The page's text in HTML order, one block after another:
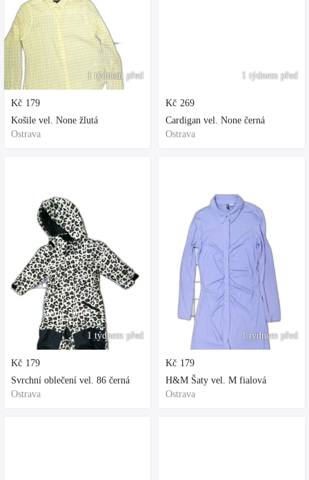
1 týdnem před
Kč 179
Košile vel. None žlutá
Ostrava
1 týdnem před
Kč 179
Svrchní oblečení vel. 86 černá
Ostrava
1 týdnem před
Kč 269
Cardigan vel. None černá
Ostrava
1 týdnem před
Kč 179
H&M Šaty vel. M fialová
Ostrava